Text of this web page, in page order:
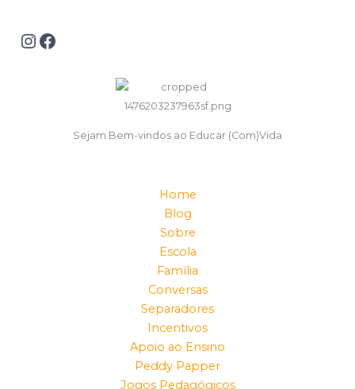
Sejam Bem-vindos ao Educar (Com)Vida
Home
Blog
Sobre
Escola
Família
Conversas
Separadores
Incentivos
Apoio ao Ensino
Peddy Papper
Jogos Pedagógicos